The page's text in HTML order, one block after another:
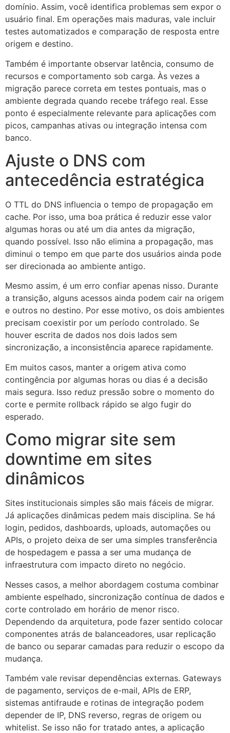
domínio. Assim, você identifica problemas sem expor o
usuário final. Em operações mais maduras, vale incluir
testes automatizados e comparação de resposta entre
origem e destino.
Também é importante observar latência, consumo de
recursos e comportamento sob carga. Às vezes a
migração parece correta em testes pontuais, mas o
ambiente degrada quando recebe tráfego real. Esse
ponto é especialmente relevante para aplicações com
picos, campanhas ativas ou integração intensa com
banco.
Ajuste o DNS com
antecedência estratégica
O TTL do DNS influencia o tempo de propagação em
cache. Por isso, uma boa prática é reduzir esse valor
algumas horas ou até um dia antes da migração,
quando possível. Isso não elimina a propagação, mas
diminui o tempo em que parte dos usuários ainda pode
ser direcionada ao ambiente antigo.
Mesmo assim, é um erro confiar apenas nisso. Durante
a transição, alguns acessos ainda podem cair na origem
e outros no destino. Por esse motivo, os dois ambientes
precisam coexistir por um período controlado. Se
houver escrita de dados nos dois lados sem
sincronização, a inconsistência aparece rapidamente.
Em muitos casos, manter a origem ativa como
contingência por algumas horas ou dias é a decisão
mais segura. Isso reduz pressão sobre o momento do
corte e permite rollback rápido se algo fugir do
esperado.
Como migrar site sem
downtime em sites
dinâmicos
Sites institucionais simples são mais fáceis de migrar.
Já aplicações dinâmicas pedem mais disciplina. Se há
login, pedidos, dashboards, uploads, automações ou
APIs, o projeto deixa de ser uma simples transferência
de hospedagem e passa a ser uma mudança de
infraestrutura com impacto direto no negócio.
Nesses casos, a melhor abordagem costuma combinar
ambiente espelhado, sincronização contínua de dados e
corte controlado em horário de menor risco.
Dependendo da arquitetura, pode fazer sentido colocar
componentes atrás de balanceadores, usar replicação
de banco ou separar camadas para reduzir o escopo da
mudança.
Também vale revisar dependências externas. Gateways
de pagamento, serviços de e-mail, APIs de ERP,
sistemas antifraude e rotinas de integração podem
depender de IP, DNS reverso, regras de origem ou
whitelist. Se isso não for tratado antes, a aplicação